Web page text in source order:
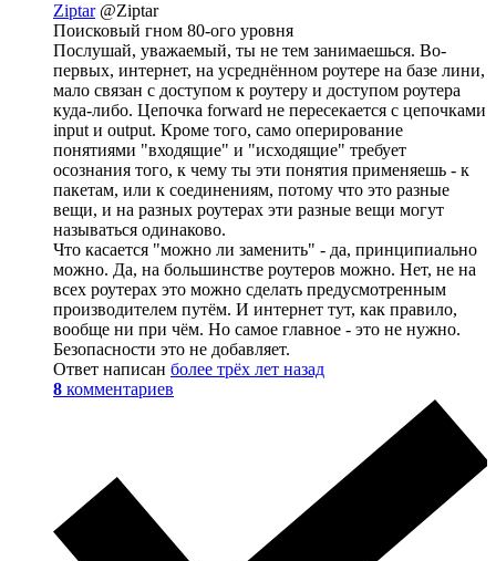
Ziptar @Ziptar
Поисковый гном 80-ого уровня
Послушай, уважаемый, ты не тем занимаешься. Во-
первых, интернет, на усреднённом роутере на базе лини,
мало связан с доступом к роутеру и доступом роутера
куда-либо. Цепочка forward не пересекается с цепочками
input и output. Кроме того, само оперирование
понятиями "входящие" и "исходящие" требует
осознания того, к чему ты эти понятия применяешь - к
пакетам, или к соединениям, потому что это разные
вещи, и на разных роутерах эти разные вещи могут
называться одинаково.
Что касается "можно ли заменить" - да, принципиально
можно. Да, на большинстве роутеров можно. Нет, не на
всех роутерах это можно сделать предусмотренным
производителем путём. И интернет тут, как правило,
вообще ни при чём. Но самое главное - это не нужно.
Безопасности это не добавляет.
Ответ написан более трёх лет назад
8 комментариев